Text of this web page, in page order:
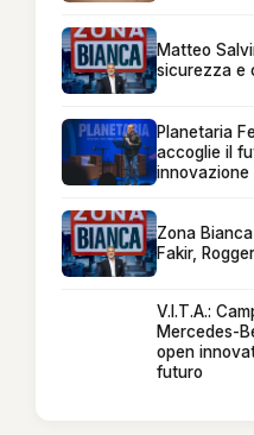
Matteo
sicurezza e
Planetaria
accoglie il
innovazione
Zona
Fakir,
V.I.T.A.:
Mercedes-
open
futuro